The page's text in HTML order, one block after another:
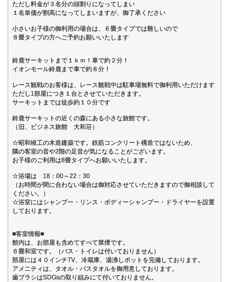
ただし料金が３名分の頭割りになってしまい
１名単価が割高になってしまいますが、御了承ください
小さいお子様の御利用の場合は、６畳タイプでは難しいので
８畳タイプの方へご予約お願いいたします
鈴鹿サーキットまで１ｋｍ！車で約２分！
イオンモール鈴鹿まで車で約８分！
レース観戦のお客様は、レース観戦中は駐車場無料で御利用いただけます
ただし1部屋につき１台とさせていただきます。
サーキットまでは徒歩約１０分です
鈴鹿サーキットの近くの森にある小さな旅館です。
（旧、ビジネス旅館 大和荘）
☆昭和竣工の木造建築です。鉄筋コンクリート構造ではないため、
隣の客室の音や2階の足音が気になることがございます。
お子様のご利用は8畳タイプへお願いいたします。
☆浴場は 18：00～22：30
（お時間が間に合わない場合は御対応させていただきますので御相談して
ください。）
☆浴室にはシャンプー・リンス・ボディーシャンプー・ドライヤーを設置
しております。
■客室情報■
館内は、お部屋も含めてすべて禁煙です。
６畳和室です。（バス・トイレは付いておりません）
部屋には４０インチTV、冷蔵庫、湯沸しポットを完備しております。
アメニティは、タオル・バスタオルを御用意しております。
歯ブラシはSDGsの取り組みにて付いておりません。